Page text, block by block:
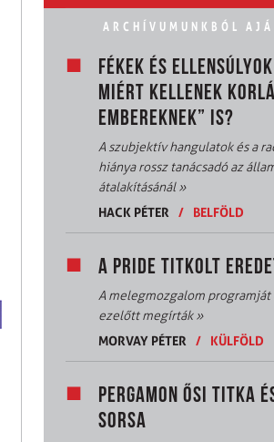
ARCHÍVUMUNKBÓL
FÉKEK ÉS
MIÉRT KELLENEK
EMBEREKNEK” IS?
A szubjektív hangulatok és a
hiánya rossz tanácsadó az
átalakításánál»
HACK PÉTER
/ BELFÖLD
A PRIDE TITKOLT
A melegmozgalom
ezelőtt megírták»
MORVAY PÉTER
/ KÜLFÖLD
PERGAMON ŐSI TITKA
SORSA